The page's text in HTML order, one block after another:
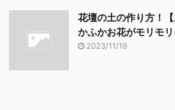
花壇の土の作り方！
かふかお花がモリモリ
2023/11/19